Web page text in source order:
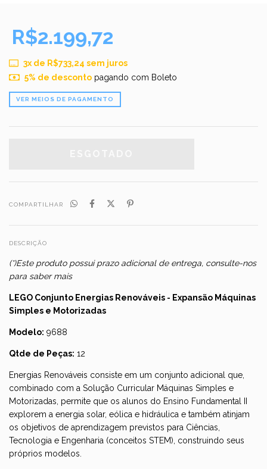
R$2.199,72
3x de R$733,24 sem juros
5% de descontopagando com Boleto
VER MEIOS DE PAGAMENTO
COMPARTILHAR
DESCRIÇÃO
(*)Este produto possui prazo adicional de entrega, consulte-nos
para saber mais
LEGO Conjunto Energias Renováveis - Expansão Máquinas
Simples e Motorizadas
Modelo: 9688
Qtde de Peças: 12
Energias Renováveis consiste em um conjunto adicional que,
combinado com a Solução Curricular Máquinas Simples e
Motorizadas , permite que os alunos do Ensino Fundamental II
explorem a energia solar, eólica e hidráulica e também atinjam
os objetivos de aprendizagem previstos para Ciências,
Tecnologia e Engenharia (conceitos STEM), construindo seus
próprios modelos.